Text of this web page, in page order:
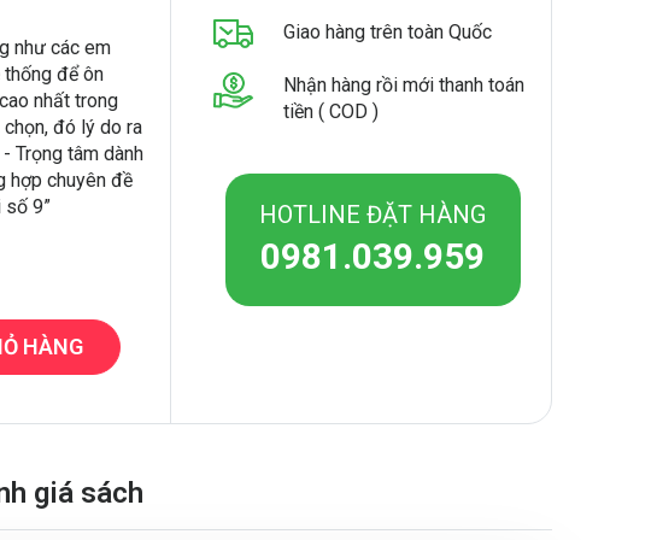
như các em
thống để ôn
nhất trong
đó lý do ra
Trọng tâm dành
hợp chuyên đề
số 9”
HÀNG
Giao hàng trên toàn Quốc
Nhận hàng rồi mới thanh toán
tiền ( COD )
HOTLINE ĐẶT HÀNG
0981.039.959
giá sách